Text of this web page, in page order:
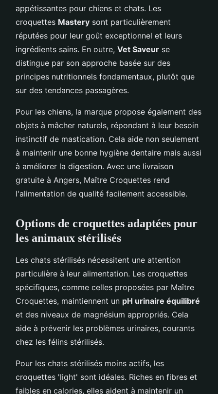
appétissantes pour chiens et chats. Les
croquettes Mastery sont particulièrement
réputées pour leur goût exceptionnel et leurs
ingrédients sains. En outre, Vet Saveur se
distingue par son approche basée sur des
principes nutritionnels fondamentaux, plutôt que
sur des tendances passagères.
Pour les chiens, la marque propose également des
objets à mâcher naturels, répondant à leur besoin
instinctif de mastication. Cela aide non seulement
à maintenir une bonne hygiène dentaire mais aussi
à améliorer la digestion. Avec une livraison
gratuite à Angers, Maître Croquettes rend
l'alimentation de qualité facilement accessible.
Options de croquettes adaptées pour
les animaux stérilisés
Les chats stérilisés nécessitent une attention
particulière à leur alimentation. Les croquettes
spécifiques, comme celles proposées par Maître
Croquettes, maintiennent un pH urinaire équilibré
et des niveaux de magnésium appropriés. Cela
aide à prévenir les problèmes urinaires, courants
chez les félins stérilisés.
Pour les chats stérilisés moins actifs, les
croquettes 'light' sont idéales. Riches en fibres et
faibles en calories, elles aident à maintenir un